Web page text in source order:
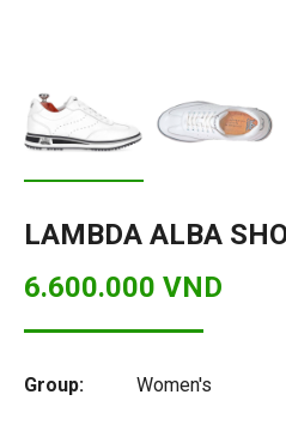
LAMBDA ALBA
6.600.000 VND
Group: Women's